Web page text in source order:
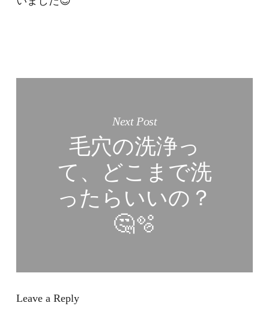
Next Post
毛穴の洗浄っ
て、どこまで洗
ったらいいの？
🤔🫧
Leave a Reply